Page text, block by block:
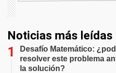
Noticias más leídas
Desafío Matemático:
resolver este problema
la solución?